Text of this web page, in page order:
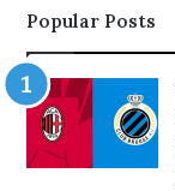
Popular Posts